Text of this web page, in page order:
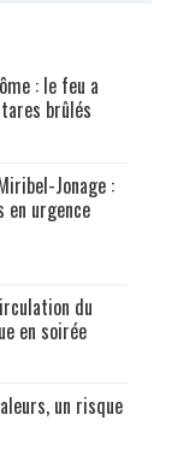
: le feu a
brûlés
Jonage :
urgence
du
en soirée
un risque